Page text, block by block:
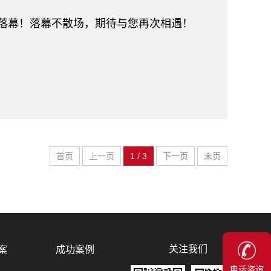
！落幕不散场，期待与您再次相遇！
首页 上一页 1 / 3 下一页 末页
成功案例 关注我们